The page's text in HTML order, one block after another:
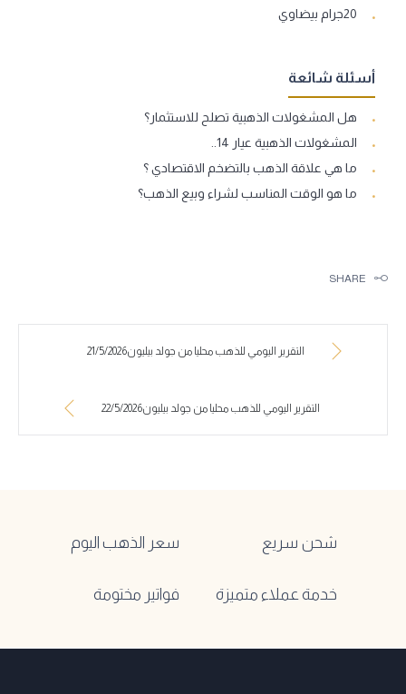
20جرام بيضاوي
أسئلة شائعة
هل المشغولات الذهبية تصلح للاستثمار؟
المشغولات الذهبية عيار 14..
ما هي علاقة الذهب بالتضخم الاقتصادي ؟
ما هو الوقت المناسب لشراء وبيع الذهب؟
SHARE
التقرير اليومي للذهب محليا من جولد بيليون21/5/2026
التقرير اليومي للذهب محليا من جولد بيليون22/5/2026
شحن سريع سعر الذهب اليوم
خدمة عملاء متميزة فواتير مختومة